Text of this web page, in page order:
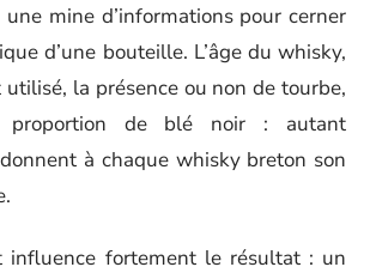
mine d’informations pour cerner
d’une bouteille. L’âge du whisky,
la présence ou non de tourbe,
de blé noir : autant
à chaque whisky breton son
influence fortement le résultat : un